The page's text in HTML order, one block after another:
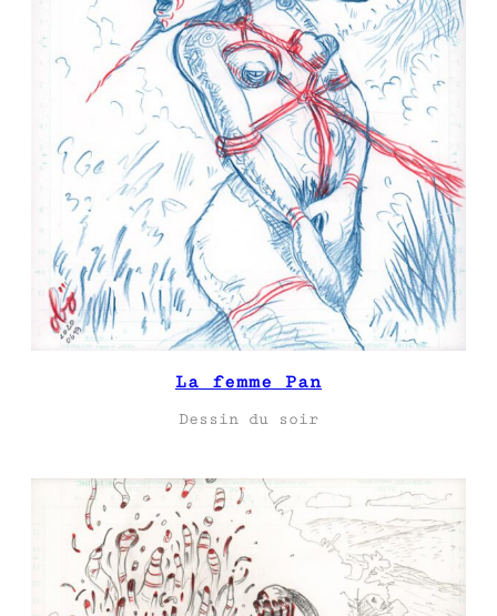
La femme Pan
Dessin du soir